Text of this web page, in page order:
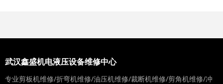
武汉鑫盛机电液压设备维修中心
专业剪板机维修/折弯机维修/油压机维修/裁断机维修/剪角机维修/冲